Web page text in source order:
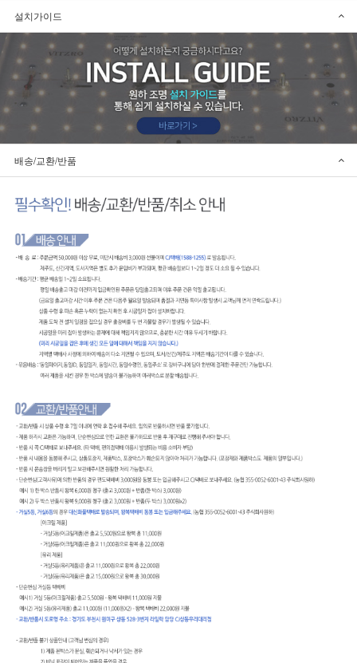
설치가이드
배송/교환/반품